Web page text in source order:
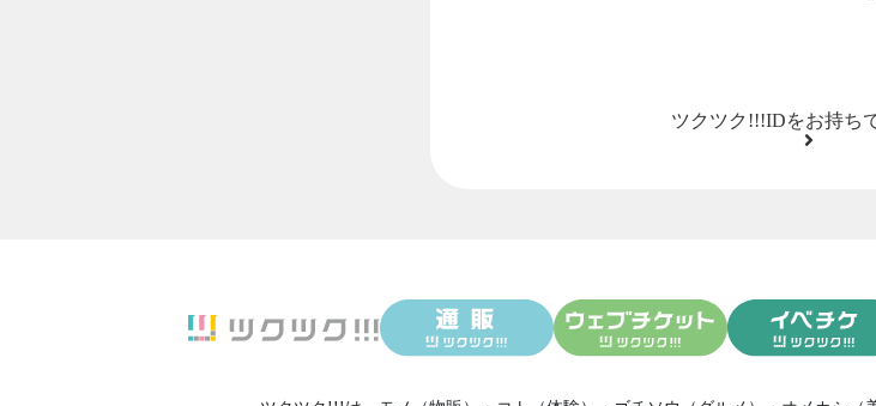
ツクツク!!!IDをお持ち